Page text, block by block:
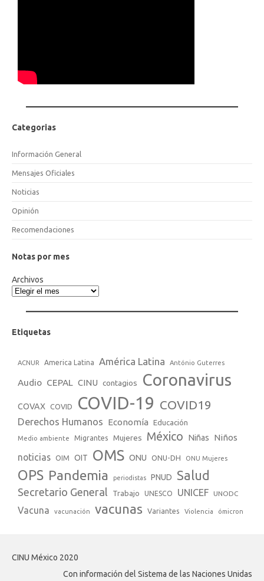
Categorias
Información General
Mensajes Oficiales
Noticias
Opinión
Recomendaciones
Notas por mes
Archivos
Etiquetas
ACNUR America Latina América Latina António Guterres
Audio CEPAL CINU contagios Coronavirus
COVAX COVID COVID-19 COVID19
Derechos Humanos Economía Educación
Medio ambiente Migrantes Mujeres México Niñas Niños
noticias OIM OIT OMS ONU ONU-DH ONU Mujeres
OPS Pandemia periodistas PNUD Salud
Secretario General Trabajo UNESCO UNICEF UNODC
Vacuna vacunación vacunas Variantes Violencia ómicron
CINU México 2020
Con información del Sistema de las Naciones Unidas